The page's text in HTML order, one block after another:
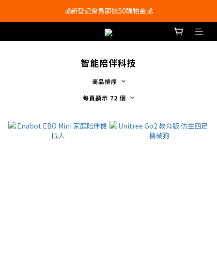
會員尊享購物滿$250即享免運費🚚
💰新登記會員即送50購物金💰
會員尊享購物滿$250即享免運費🚚
智能陪伴科技
商品排序
每頁顯示 72 個